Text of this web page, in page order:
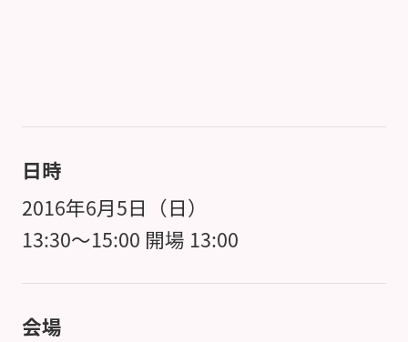
日時
2016年6月5日（日）
13:30～15:00 開場 13:00
会場